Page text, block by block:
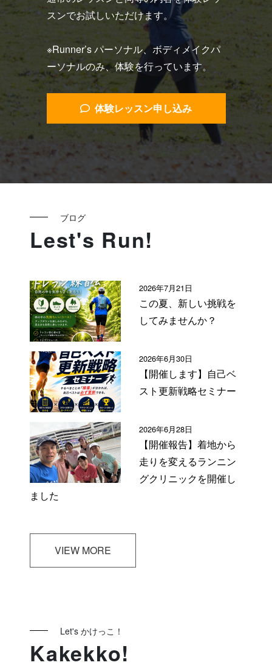
スンでお試しいただけます。
※Runner’s パーソナル、ボディメイクパ
ーソナルのみ、体験を行っています。
体験レッスン申し込み
ブログ
Lest's Run!
2026年7月21日
この夏、新しい挑戦を
してみませんか？
2026年6月30日
【開催します】自己ベ
スト更新戦略セミナー
2026年6月28日
【開催報告】着地から
走りを変えるランニン
グクリニックを開催し
ました
VIEW MORE
Let's かけっこ！
Kakekko!